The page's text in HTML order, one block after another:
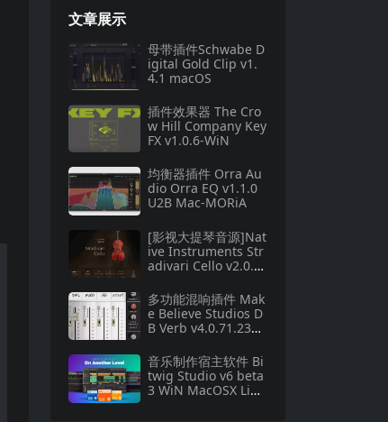
文章展示
母带插件Schwabe D
igital Gold Clip v1.
4.1 macOS
插件效果器 The Cro
w Hill Company Key
FX v1.0.6-WiN
均衡器插件 Orra Au
dio Orra EQ v1.1.0
U2B Mac-MORiA
[影视大提琴音源]Nat
ive Instruments Str
adivari Cello v2.0.0
多功能混响插件 Mak
e Believe Studios D
B Verb v4.0.71.235
音乐制作宿主软件 Bi
twig Studio v6 beta
3 WiN MacOSX LiN